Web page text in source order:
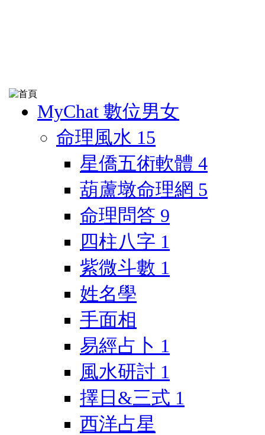
MyChat 數位男女
命理風水 15
星僑五術軟體 4
葫蘆墩命理網 5
命理問答 9
四柱八字 1
紫微斗數 1
姓名學
手面相
易經占卜 1
風水研討 1
擇日&三式 1
西洋占星